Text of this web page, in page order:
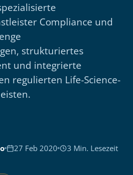
Compliance und
strukturiertes
und integrierte
regulierten Life-Science-
27 Feb 2020 3 Min. Lesezeit